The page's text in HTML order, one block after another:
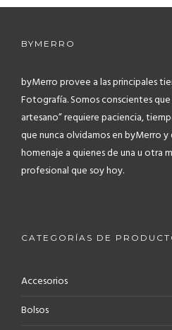
BYMERRO
byMerro provee a las principales
Fotografía.Somos conscientes
artesano” requiere paciencia,
que nunca olvidamos en byMerro y
homenaje a quienes de una u otra
profesional que soy hoy.
CATEGORÍAS DE
Accesorios
Bolsos